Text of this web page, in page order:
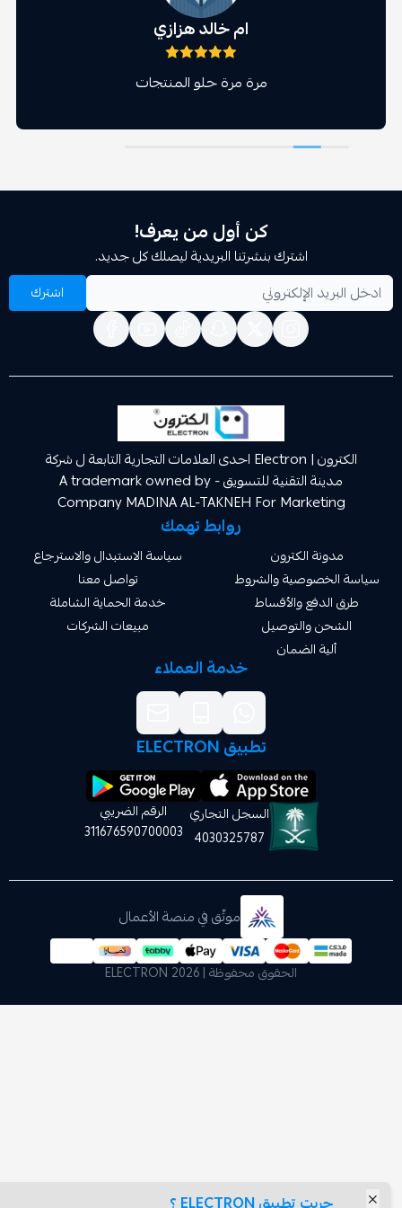
ام خالد هزازي
‏مرة مرة حلو المنتجات
كن أول من يعرف!
اشترك بنشرتنا البريدية ليصلك كل جديد.
الكترون | Electron احدى العلامات التجارية التابعة ل شركة
مدينة التقنية للتسويق A trademark owned by -
Company MADINA AL-TAKNEH For
روابط تهمك
والشروط
والأقساط
والتوصيل
سياسة الاستبدال والاسترجاع
خدمة الحماية الشاملة
مبيعات الشركات
خدمة العملاء
السجل التجاري
4030325787
الرقم الضريبي
311676590700003
موثّق في منصة الأعمال
الحقوق محفوظة | 2026 ELECTRON